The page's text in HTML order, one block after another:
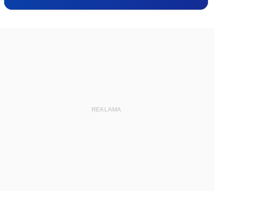
REKLAMA